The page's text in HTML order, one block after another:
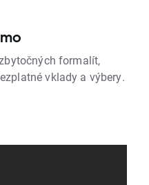
formalít,
vklady a výbery.